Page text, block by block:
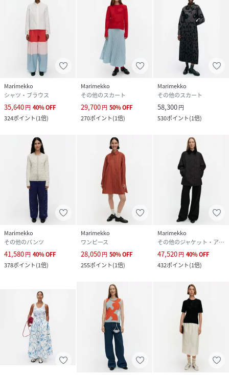
Marimekko
シャツ・ブラウス
35,640円 40%OFF
324ポイント(1倍)
Marimekko
その他のスカート
29,700円 50%OFF
270ポイント(1倍)
Marimekko
その他のスカート
58,300円
530ポイント(1倍)
Marimekko
その他のパンツ
41,580円 40%OFF
378ポイント(1倍)
Marimekko
ワンピース
28,050円 50%OFF
255ポイント(1倍)
Marimekko
その他のジャケット・アウター
47,520円 40%OFF
432ポイント(1倍)